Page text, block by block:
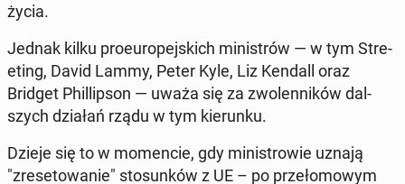
życia.
Jednak kilku pro­eu­ro­pej­skich mi­ni­strów — w tym Stre­
eting, David Lammy, Peter Kyle, Liz Kendall oraz
Bridget Phil­lip­son — uważa się za zwo­len­ni­ków dal­
szych działań rządu w tym kie­run­ku.
Dzieje się to w mo­men­cie, gdy mi­ni­stro­wie uznają
"zre­se­to­wa­nie" sto­sun­ków z UE – po prze­ło­mo­wym